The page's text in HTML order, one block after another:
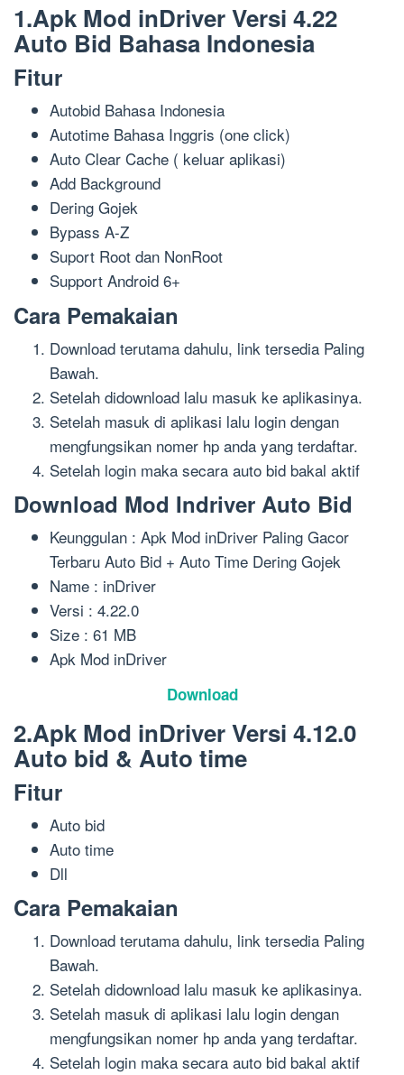
1.Apk Mod inDriver Versi 4.22
Auto Bid Bahasa Indonesia
Fitur
Autobid Bahasa Indonesia
Autotime Bahasa Inggris (one click)
Auto Clear Cache ( keluar aplikasi)
Add Background
Dering Gojek
Bypass A-Z
Suport Root dan NonRoot
Support Android 6+
Cara Pemakaian
Download terutama dahulu, link tersedia Paling
Bawah.
Setelah didownload lalu masuk ke aplikasinya.
Setelah masuk di aplikasi lalu login dengan
mengfungsikan nomer hp anda yang terdaftar.
Setelah login maka secara auto bid bakal aktif
Download Mod Indriver Auto Bid
Keunggulan : Apk Mod inDriver Paling Gacor
Terbaru Auto Bid + Auto Time Dering Gojek
Name : inDriver
Versi : 4.22.0
Size : 61 MB
Apk Mod inDriver
Download
2.Apk Mod inDriver Versi 4.12.0
Auto bid & Auto time
Fitur
Auto bid
Auto time
Dll
Cara Pemakaian
Download terutama dahulu, link tersedia Paling
Bawah.
Setelah didownload lalu masuk ke aplikasinya.
Setelah masuk di aplikasi lalu login dengan
mengfungsikan nomer hp anda yang terdaftar.
Setelah login maka secara auto bid bakal aktif